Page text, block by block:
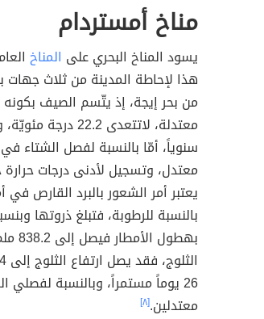
مناخ أمستردام
يسود المناخ البحري على المناخ
هذا لإحاطة المدينة من ثلاث جهات
من بحر إيجة، إذ يتّسم الصيف بكونه
سنوياً، أمّا بالنسبة لفصل الشتاء
يعتبر أمر الشعور بالبرد القارص في
26 يوماً مستمراً، وبالنسبة لفصلي
معتدلين.[٨]